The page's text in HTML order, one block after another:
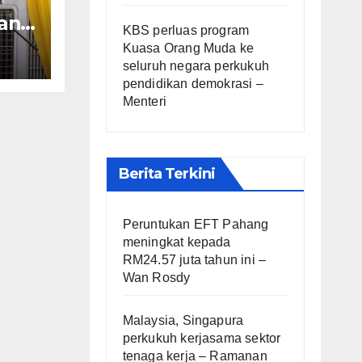
KBS perluas program
Kuasa Orang Muda ke
seluruh negara perkukuh
pendidikan demokrasi –
Menteri
Berita Terkini
Peruntukan EFT Pahang
meningkat kepada
RM24.57 juta tahun ini –
Wan Rosdy
Malaysia, Singapura
perkukuh kerjasama sektor
tenaga kerja – Ramanan